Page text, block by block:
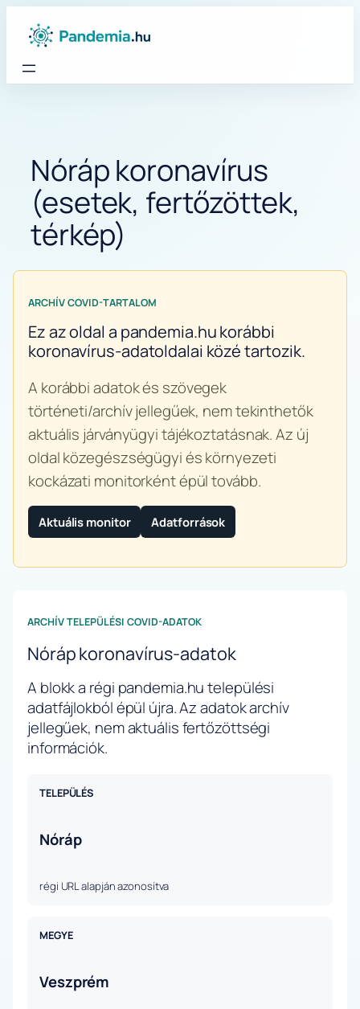
Nóráp koronavírus
(esetek, fertőzöttek,
térkép)
ARCHÍV COVID-TARTALOM
Ez az oldal a pandemia.hu korábbi
koronavírus-adatoldalai közé tartozik.
A korábbi adatok és szövegek
történeti/archív jellegűek, nem tekinthetők
aktuális járványügyi tájékoztatásnak. Az új
oldal közegészségügyi és környezeti
kockázati monitorként épül tovább.
Aktuális monitor Adatforrások
ARCHÍV TELEPÜLÉSI COVID-ADATOK
Nóráp koronavírus-adatok
A blokk a régi pandemia.hu települési
adatfájlokból épül újra. Az adatok archív
jellegűek, nem aktuális fertőzöttségi
információk.
TELEPÜLÉS
Nóráp
régi URL alapján azonosítva
MEGYE
Veszprém